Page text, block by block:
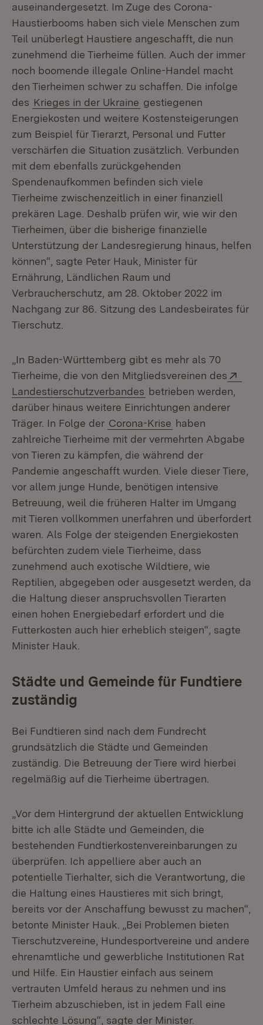
auseinandergesetzt. Im Zuge des Corona-
Haustierbooms haben sich viele Menschen zum
Teil unüberlegt Haustiere angeschafft, die nun
zunehmend die Tierheime füllen. Auch der immer
noch boomende illegale Online-Handel macht
den Tierheimen schwer zu schaffen. Die infolge
des Krieges in der Ukraine gestiegenen
Energiekosten und weitere Kostensteigerungen
zum Beispiel für Tierarzt, Personal und Futter
verschärfen die Situation zusätzlich. Verbunden
mit dem ebenfalls zurückgehenden
Spendenaufkommen befinden sich viele
Tierheime zwischenzeitlich in einer finanziell
prekären Lage. Deshalb prüfen wir, wie wir den
Tierheimen, über die bisherige finanzielle
Unterstützung der Landesregierung hinaus, helfen
können“, sagte Peter Hauk, Minister für
Ernährung, Ländlichen Raum und
Verbraucherschutz, am 28. Oktober 2022 im
Nachgang zur 86. Sitzung des Landesbeirates für
Tierschutz.
„In Baden-Württemberg gibt es mehr als 70
Tierheime, die von den Mitgliedsvereinen des
Landestierschutzverbandes (Öffnet in neuem
betrieben werden,
darüber hinaus weitere Einrichtungen anderer
Träger. In Folge der Corona-Krise haben
zahlreiche Tierheime mit der vermehrten Abgabe
von Tieren zu kämpfen, die während der
Pandemie angeschafft wurden. Viele dieser Tiere,
vor allem junge Hunde, benötigen intensive
Betreuung, weil die früheren Halter im Umgang
mit Tieren vollkommen unerfahren und überfordert
waren. Als Folge der steigenden Energiekosten
befürchten zudem viele Tierheime, dass
zunehmend auch exotische Wildtiere, wie
Reptilien, abgegeben oder ausgesetzt werden, da
die Haltung dieser anspruchsvollen Tierarten
einen hohen Energiebedarf erfordert und die
Futterkosten auch hier erheblich steigen“, sagte
Minister Hauk.
Städte und Gemeinde für Fundtiere
zuständig
Bei Fundtieren sind nach dem Fundrecht
grundsätzlich die Städte und Gemeinden
zuständig. Die Betreuung der Tiere wird hierbei
regelmäßig auf die Tierheime übertragen.
„Vor dem Hintergrund der aktuellen Entwicklung
bitte ich alle Städte und Gemeinden, die
bestehenden Fundtierkostenvereinbarungen zu
überprüfen. Ich appelliere aber auch an
potentielle Tierhalter, sich die Verantwortung, die
die Haltung eines Haustieres mit sich bringt,
bereits vor der Anschaffung bewusst zu machen“,
betonte Minister Hauk. „Bei Problemen bieten
Tierschutzvereine, Hundesportvereine und andere
ehrenamtliche und gewerbliche Institutionen Rat
und Hilfe. Ein Haustier einfach aus seinem
vertrauten Umfeld heraus zu nehmen und ins
Tierheim abzuschieben, ist in jedem Fall eine
schlechte Lösung“, sagte der Minister.